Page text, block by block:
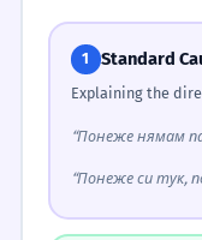
1 Standard
Explaining the
“Понеже нямам
“Понеже си тук,